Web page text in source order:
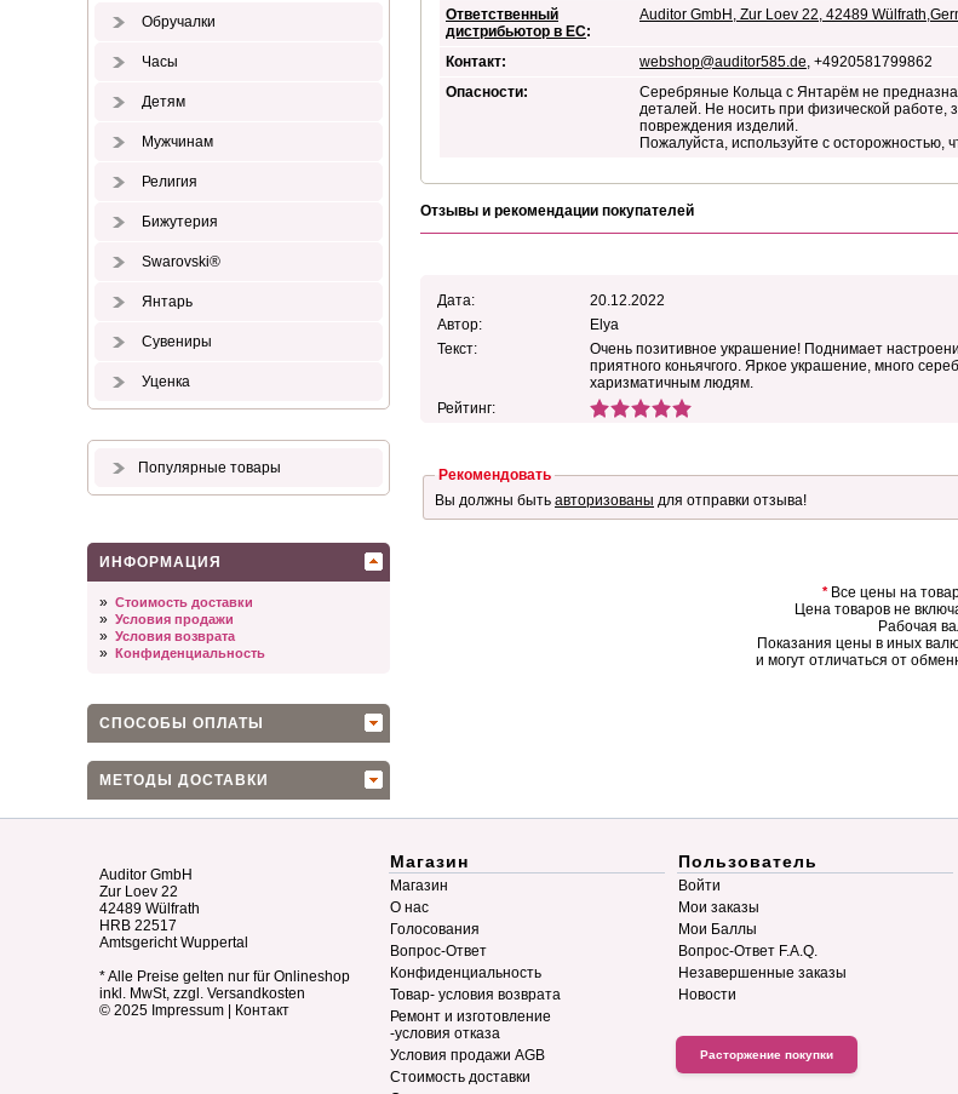
Обручалки
Часы
Детям
Мужчинам
Религия
Бижутерия
Swarovski®
Янтарь
Сувениры
Уценка
Популярные товары
ИНФОРМАЦИЯ
» Стоимость доставки
» Условия продажи
» Условия возврата
» Конфиденциальность
СПОСОБЫ ОПЛАТЫ
МЕТОДЫ ДОСТАВКИ
Ответственный
дистрибьютор в ЕС:
Auditor GmbH, Zur Loev 22, 42489
Контакт: webshop@auditor585.de, +4920581799862
Опасности:
Серебряные Кольца с Янтарём не
деталей. Не носить при физической работе,
повреждения изделий.
Пожалуйста, используйте с осторожностью,
Отзывы и рекомендации покупателей
Дата:
20.12.2022
Автор:
Elya
Текст:
Очень позитивное украшение! Поднимает
приятного коньячгого. Яркое украшение, много
харизматичным людям.
Рейтинг:
Рекомендовать
Вы должны быть авторизованы для отправки отзыва!
*Все цены на
Цена товаров не
Рабочая
Показания цены в иных
и могут отличаться от
Auditor GmbH
Zur Loev 22
42489 Wülfrath
HRB 22517
Amtsgericht Wuppertal
* Alle Preise gelten nur für Onlineshop
inkl. MwSt, zzgl. Versandkosten
© 2025 Impressum Контакт
Магазин
Магазин
О нас
Голосования
Вопрос-Ответ
Конфиденциальность
Товар- условия возврата
Ремонт и изготовление
-условия отказа
Условия продажи AGB
Стоимость доставки
Пользователь
Войти
Мои заказы
Мои Баллы
Вопрос-Ответ F.A.Q.
Незавершенные заказы
Новости
Расторжение покупки